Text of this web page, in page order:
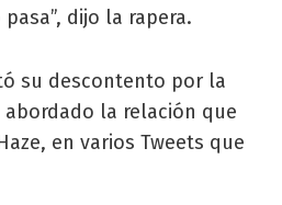
dijo la rapera.
su descontento por la
abordado la relación que
en varios Tweets que